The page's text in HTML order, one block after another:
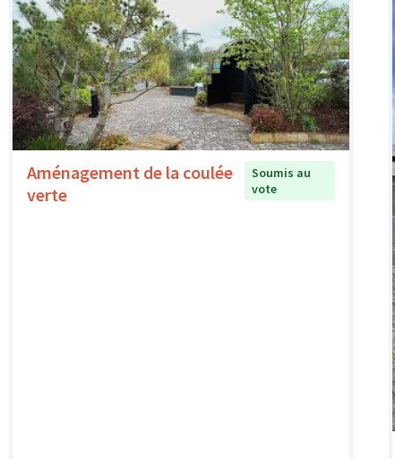
Aménagement de la coulée
verte
Soumis au
vote